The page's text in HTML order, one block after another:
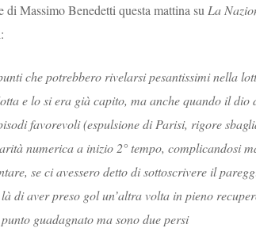
Massimo Benedetti questa mattina su La
che potrebbero rivelarsi pesantissimi nella
e lo si era già capito, ma anche quando il dio
favorevoli (espulsione di Parisi, rigore
numerica a inizio 2° tempo, complicandosi
se ci avessero detto di sottoscrivere il
di aver preso gol un’altra volta in pieno
guadagnato ma sono due persi